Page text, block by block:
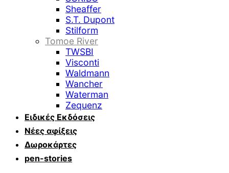
Sheaffer
S.T. Dupont
Stilform
Tomoe River
TWSBI
Visconti
Waldmann
Wancher
Waterman
Zequenz
Ειδικές Εκδόσεις
Νέες αφίξεις
Δωροκάρτες
pen-stories